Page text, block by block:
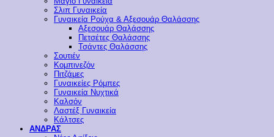
Σλιπ Γυναικεία
Γυναικεία Ρούχα & Αξεσουάρ Θαλάσσης
Αξεσουάρ Θαλάσσης
Πετσέτες Θαλάσσης
Τσάντες Θαλάσσης
Σουτιέν
Κομπινεζόν
Πιτζάμες
Γυναικείες Ρόμπες
Γυναικεία Νυχτικά
Καλσόν
Λαστέξ Γυναικεία
Κάλτσες
ΑΝΔΡΑΣ